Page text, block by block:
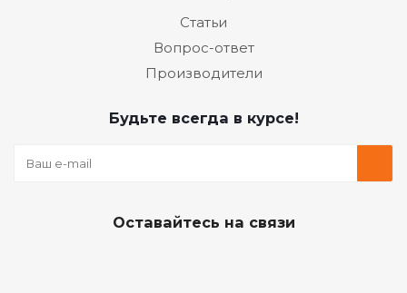
Статьи
Вопрос-ответ
Производители
Будьте всегда в курсе!
Оставайтесь на связи